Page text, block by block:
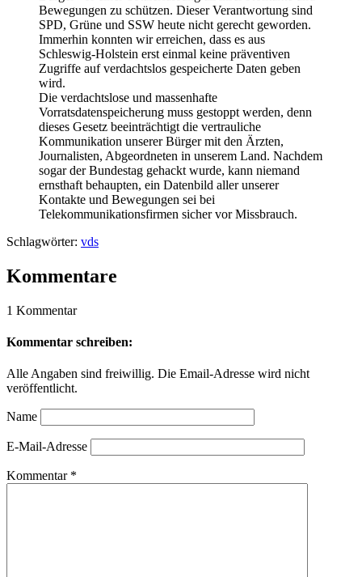
Bewegungen zu schützen. Dieser Verantwortung sind
SPD, Grüne und SSW heute nicht gerecht geworden.
Immerhin konnten wir erreichen, dass es aus
Schleswig-Holstein erst einmal keine präventiven
Zugriffe auf verdachtslos gespeicherte Daten geben
wird.
Die verdachtslose und massenhafte
Vorratsdatenspeicherung muss gestoppt werden, denn
dieses Gesetz beeinträchtigt die vertrauliche
Kommunikation unserer Bürger mit den Ärzten,
Journalisten, Abgeordneten in unserem Land. Nachdem
sogar der Bundestag gehackt wurde, kann niemand
ernsthaft behaupten, ein Datenbild aller unserer
Kontakte und Bewegungen sei bei
Telekommunikationsfirmen sicher vor Missbrauch.
Schlagwörter: vds
Kommentare
1 Kommentar
Kommentar schreiben:
Alle Angaben sind freiwillig. Die Email-Adresse wird nicht
veröffentlicht.
Name
E-Mail-Adresse
Kommentar *